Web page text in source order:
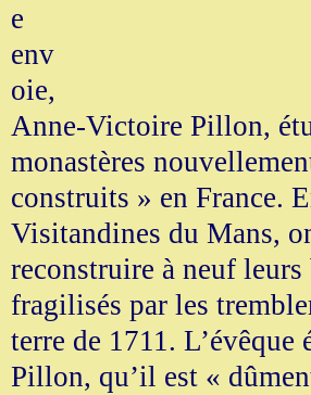
e
env
oie,
Anne-Victoire Pillon,
monastères
construits » en France.
Visitandines du Mans,
reconstruire à neuf leurs
fragilisés par les
terre de 1711.
Pillon, qu’il est «